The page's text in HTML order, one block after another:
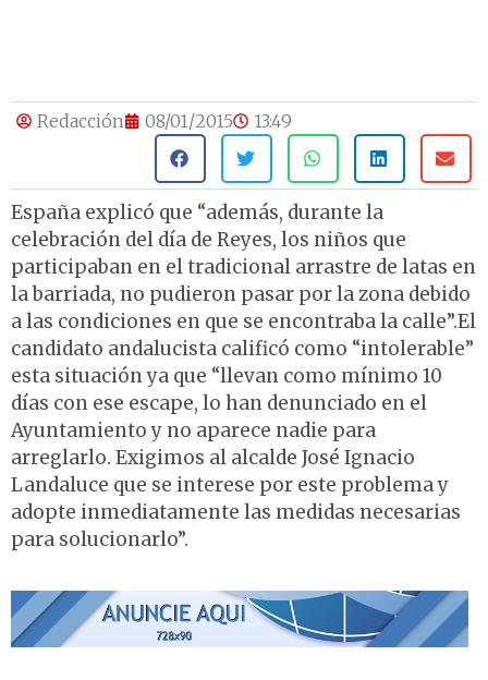
Redacción 08/01/2015 13:49
España explicó que “además, durante la
celebración del día de Reyes, los niños que
participaban en el tradicional arrastre de latas en
la barriada, no pudieron pasar por la zona debido
a las condiciones en que se encontraba la calle”.El
candidato andalucista calificó como “intolerable”
esta situación ya que “llevan como mínimo 10
días con ese escape, lo han denunciado en el
Ayuntamiento y no aparece nadie para
arreglarlo. Exigimos al alcalde José Ignacio
Landaluce que se interese por este problema y
adopte inmediatamente las medidas necesarias
para solucionarlo”.